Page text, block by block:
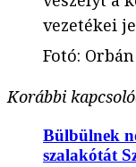
vezetékei
Fotó:
Korábbi
Bülbülnek
szalakótát